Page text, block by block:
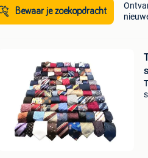
Bewaar je zoekopdracht